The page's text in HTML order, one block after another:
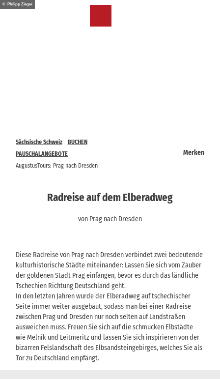
Z© Philipp Zieger
Sächsische Schweiz
BUCHEN
PAUSCHALANGEBOTE
AugustusTours: Prag nach Dresden
Merken
Radreise auf dem Elberadweg
von Prag nach Dresden
Diese Radreise von Prag nach Dresden verbindet zwei bedeutende
kulturhistorische Städte miteinander: Lassen Sie sich vom Zauber
der goldenen Stadt Prag einfangen, bevor es durch das ländliche
Tschechien Richtung Deutschland geht.
In den letzten Jahren wurde der Elberadweg auf tschechischer
Seite immer weiter ausgebaut, sodass man bei einer Radreise
zwischen Prag und Dresden nur noch selten auf Landstraßen
ausweichen muss. Freuen Sie sich auf die schmucken Elbstädte
wie Melník und Leitmeritz und lassen Sie sich inspirieren von der
bizarren Felslandschaft des Elbsandsteingebirges, welches Sie als
Tor zu Deutschland empfängt.